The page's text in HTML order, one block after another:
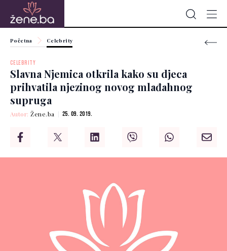
Početna Celebrity
CELEBRITY
Slavna Njemica otkrila kako su djeca
prihvatila njezinog novog mlađahnog
supruga
Autor:Žene.ba 25. 09. 2019.